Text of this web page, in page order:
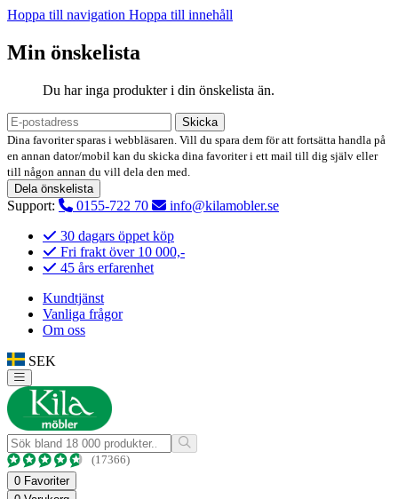
Hoppa till navigation Hoppa till innehåll
Min önskelista
Du har inga produkter i din önskelista än.
Skicka
Dina favoriter sparas i webbläsaren. Vill du spara dem för att fortsätta handla på
en annan dator/mobil kan du skicka dina favoriter i ett mail till dig själv eller
till någon annan du vill dela den med.
Dela önskelista
Support: 0155-722 70
info@kilamobler.se
30 dagars öppet köp
Fri frakt över 10 000,-
45 års erfarenhet
Kundtjänst
Vanliga frågor
Om oss
SEK
(17366)
0 Favoriter